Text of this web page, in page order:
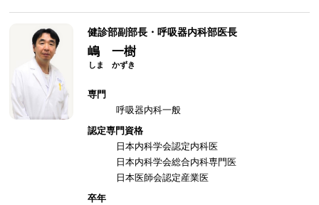
健診部副部長・呼吸器内科部医長
嶋 一樹
専門
呼吸器内科一般
認定専門資格
日本内科学会認定内科医
日本内科学会総合内科専門医
日本医師会認定産業医
卒年